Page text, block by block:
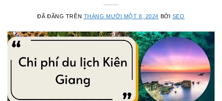
ĐÃ ĐĂNG TRÊN THÁNG MƯỜI MỘT 8, 2024 BỞI SEO